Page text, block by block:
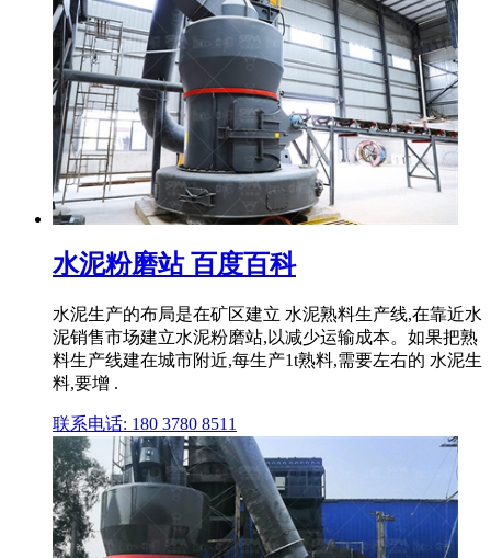
水泥粉磨站 百度百科
水泥生产的布局是在矿区建立 水泥熟料生产线,在靠近水
泥销售市场建立水泥粉磨站,以减少运输成本。如果把熟
料生产线建在城市附近,每生产1t熟料,需要左右的 水泥生
料,要增 .
联系电话: 180 3780 8511